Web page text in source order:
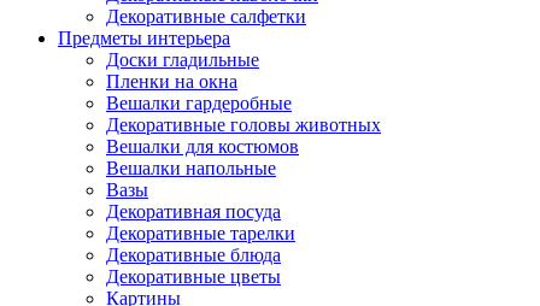
Декоративные салфетки
Предметы интерьера
Доски гладильные
Пленки на окна
Вешалки гардеробные
Декоративные головы животных
Вешалки для костюмов
Вешалки напольные
Вазы
Декоративная посуда
Декоративные тарелки
Декоративные блюда
Декоративные цветы
Картины